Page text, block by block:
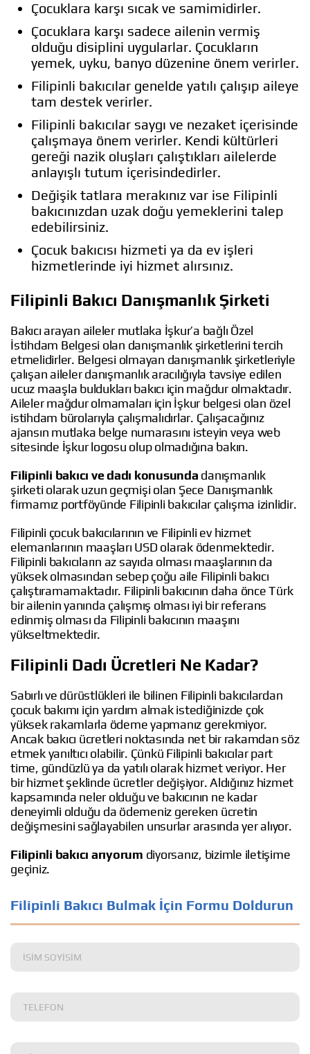
Çocuklara karşı sıcak ve samimidirler.
Çocuklara karşı sadece ailenin vermiş
olduğu disiplini uygularlar. Çocukların
yemek, uyku, banyo düzenine önem verirler.
Filipinli bakıcılar genelde yatılı çalışıp aileye
tam destek verirler.
Filipinli bakıcılar saygı ve nezaket içerisinde
çalışmaya önem verirler. Kendi kültürleri
gereği nazik oluşları çalıştıkları ailelerde
anlayışlı tutum içerisindedirler.
Değişik tatlara merakınız var ise Filipinli
bakıcınızdan uzak doğu yemeklerini talep
edebilirsiniz.
Çocuk bakıcısı hizmeti ya da ev işleri
hizmetlerinde iyi hizmet alırsınız.
Filipinli Bakıcı Danışmanlık Şirketi
Bakıcı arayan aileler mutlaka İşkur’a bağlı Özel
İstihdam Belgesi olan danışmanlık şirketlerini tercih
etmelidirler. Belgesi olmayan danışmanlık şirketleriyle
çalışan aileler danışmanlık aracılığıyla tavsiye edilen
ucuz maaşla buldukları bakıcı için mağdur olmaktadır.
Aileler mağdur olmamaları için İşkur belgesi olan özel
istihdam bürolarıyla çalışmalıdırlar. Çalışacağınız
ajansın mutlaka belge numarasını isteyin veya web
sitesinde İşkur logosu olup olmadığına bakın.
Filipinli bakıcı ve dadı konusunda danışmanlık
şirketi olarak uzun geçmişi olan Şece Danışmanlık
firmamız portföyünde Filipinli bakıcılar çalışma izinlidir.
Filipinli çocuk bakıcılarının ve Filipinli ev hizmet
elemanlarının maaşları USD olarak ödenmektedir.
Filipinli bakıcıların az sayıda olması maaşlarının da
yüksek olmasından sebep çoğu aile Filipinli bakıcı
çalıştıramamaktadır. Filipinli bakıcının daha önce Türk
bir ailenin yanında çalışmış olması iyi bir referans
edinmiş olması da Filipinli bakıcının maaşını
yükseltmektedir.
Filipinli Dadı Ücretleri Ne Kadar?
Sabırlı ve dürüstlükleri ile bilinen Filipinli bakıcılardan
çocuk bakımı için yardım almak istediğinizde çok
yüksek rakamlarla ödeme yapmanız gerekmiyor.
Ancak bakıcı ücretleri noktasında net bir rakamdan söz
etmek yanıltıcı olabilir. Çünkü Filipinli bakıcılar part
time, gündüzlü ya da yatılı olarak hizmet veriyor. Her
bir hizmet şeklinde ücretler değişiyor. Aldığınız hizmet
kapsamında neler olduğu ve bakıcının ne kadar
deneyimli olduğu da ödemeniz gereken ücretin
değişmesini sağlayabilen unsurlar arasında yer alıyor.
Filipinli bakıcı arıyorum diyorsanız, bizimle iletişime
geçiniz.
Filipinli Bakıcı Bulmak İçin Formu Doldurun